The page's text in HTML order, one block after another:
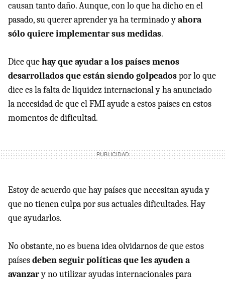
causan tanto daño. Aunque, con lo que ha dicho en el
pasado, su querer aprender ya ha terminado yahora
sólo quiere implementar sus medidas.
Dice quehay que ayudar a los países menos
desarrollados que están siendo golpeadospor lo que
dice es la falta de liquidez internacional y ha anunciado
la necesidad de que el FMI ayude a estos países en estos
momentos de dificultad.
Estoy de acuerdo que hay países que necesitan ayuda y
que no tienen culpa por sus actuales dificultades. Hay
que ayudarlos.
No obstante, no es buena idea olvidarnos de que estos
paísesdeben seguir políticas que les ayuden a
avanzary no utilizar ayudas internacionales para